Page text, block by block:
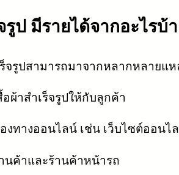
รูป มีรายได้จากอะไรบ้
ร็จรูปสามารถมาจากหลากหลายแ
ผ้าสำเร็จรูปให้กับลูกค้า
งทางออนไลน์ เช่น เว็บไซต์ออน
นค้าและร้านค้าหน้ารถ